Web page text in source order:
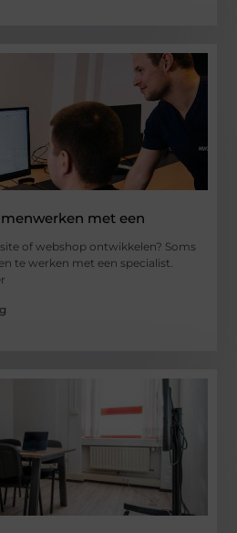
met een
of webshop ontwikkelen? Soms
te werken met een specialist.